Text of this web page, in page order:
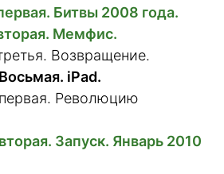
Битвы 2008 года.
Мемфис.
Возвращение.
iPad.
Революцию
Запуск. Январь 2010